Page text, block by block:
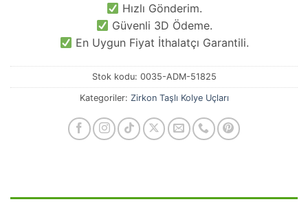
Hızlı Gönderim.
Güvenli 3D Ödeme.
En Uygun Fiyat İthalatçı Garantili.
Stok kodu: 0035-ADM-51825
Kategoriler: Zirkon Taşlı Kolye Uçları